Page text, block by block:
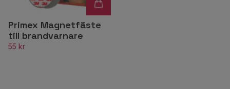
Primex Magnetfäste
till brandvarnare
55 kr